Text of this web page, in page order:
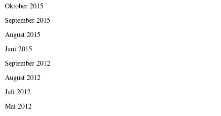
Oktober 2015
September 2015
August 2015
Juni 2015
September 2012
August 2012
Juli 2012
Mai 2012